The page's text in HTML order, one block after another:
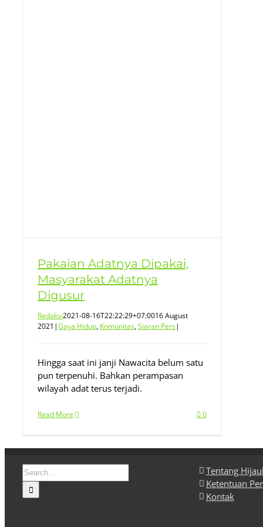
Pakaian Adatnya Dipakai,
Masyarakat Adatnya
Digusur
Redaksi2021-08-16T22:22:29+07:0016 August
2021 |Gaya Hidup, Komunitas,Siaran Pers|
Hingga saat ini janji Nawacita belum satu
pun terpenuhi. Bahkan perampasan
wilayah adat terus terjadi.
Read More 0
Search
for:
Tentang
Ketentuan
Kontak